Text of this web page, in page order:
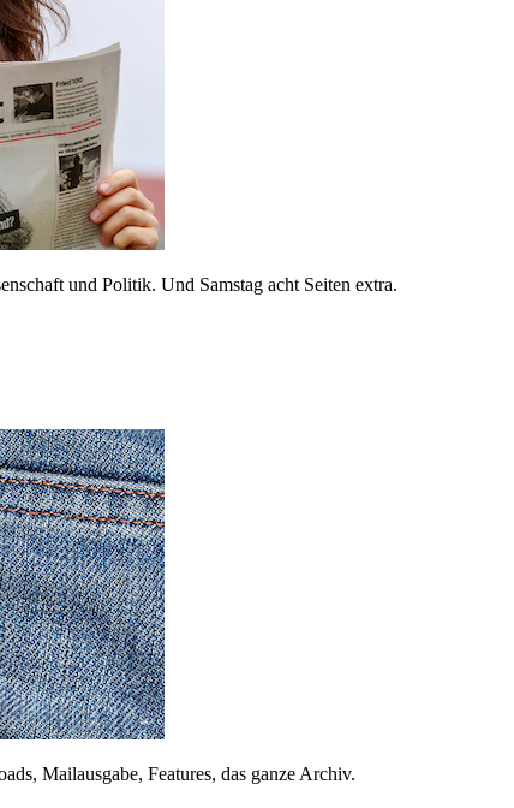
und Politik. Und Samstag acht Seiten extra.
Mailausgabe, Features, das ganze Archiv.